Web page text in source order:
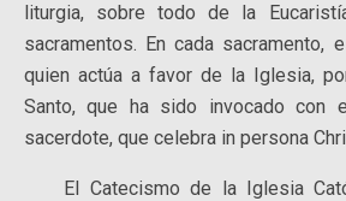
liturgia, sobre todo de la
sacramentos. En cada sacramento,
quien actúa a favor de la Iglesia,
Santo, que ha sido invocado con
sacerdote, que celebra in persona
El Catecismo de la Iglesia